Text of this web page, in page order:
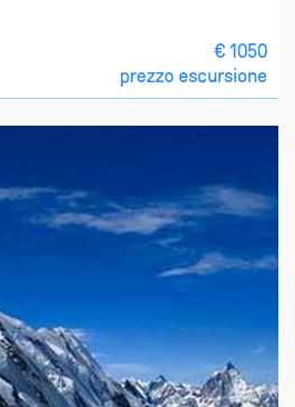
€ 1050
prezzo escursione